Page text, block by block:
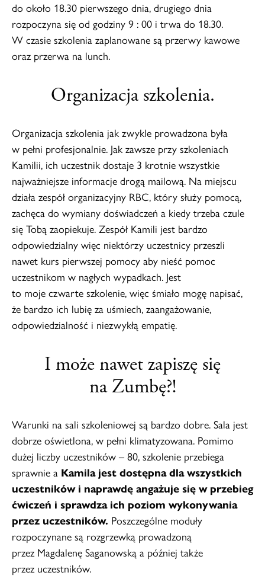
do około 18.30 pierwszego dnia, drugiego dnia
rozpoczyna się od godziny 9 : 00 i trwa do 18.30.
W czasie szkolenia zaplanowane są przerwy kawowe
oraz przerwa na lunch.
Organizacja szkolenia.
Organizacja szkolenia jak zwykle prowadzona była
w pełni profesjonalnie. Jak zawsze przy szkoleniach
Kamilii, ich uczestnik dostaje 3 krotnie wszystkie
najważniejsze informacje drogą mailową. Na miejscu
działa zespół organizacyjny RBC, który służy pomocą,
zachęca do wymiany doświadczeń a kiedy trzeba czule
się Tobą zaopiekuje. Zespół Kamili jest bardzo
odpowiedzialny więc niektórzy uczestnicy przeszli
nawet kurs pierwszej pomocy aby nieść pomoc
uczestnikom w nagłych wypadkach. Jest
to moje czwarte szkolenie, więc śmiało mogę napisać,
że bardzo ich lubię za uśmiech, zaangażowanie,
odpowiedzialność i niezwykłą empatię.
I może nawet zapiszę się
na Zumbę?!
Warunki na sali szkoleniowej są bardzo dobre. Sala jest
dobrze oświetlona, w pełni klimatyzowana. Pomimo
dużej liczby uczestników – 80, szkolenie przebiega
sprawnie a Kamila jest dostępna dla wszystkich
uczestników i naprawdę angażuje się w przebieg
ćwiczeń i sprawdza ich poziom wykonywania
przez uczestników. Poszczególne moduły
rozpoczynane są rozgrzewką prowadzoną
przez Magdalenę Saganowską a później także
przez uczestników.